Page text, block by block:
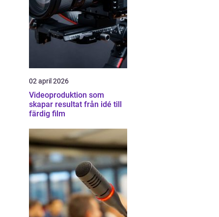
02 april 2026
Videoproduktion som
skapar resultat från idé till
färdig film